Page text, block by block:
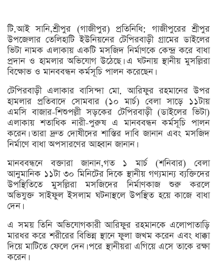
টি.আই সানি,শ্রীপুর (গাজীপুর) প্রতিনিধি: গাজীপুরের শ্রীপুর
উপজেলার তেলিহাটি ইউনিয়নের টেপিরবাড়ী গ্রামের ডাইলের
ভিটা নামক এলাকায় একটি মসজিদ নির্মাণকে কেন্দ্র করে বাধা
প্রদান ও হামলার অভিযোগ উঠেছে। এ ঘটনায় স্থানীয় মুসল্লিরা
বিক্ষোভ ও মানববন্ধন কর্মসূচি পালন করেছেন।
টেপিরবাড়ী এলাকার বাসিন্দা মো. আরিফুর রহমানের উপর
হামলার প্রতিবাদে সোমবার (১০ মার্চ) বেলা সাড়ে ১১টায়
এমসি বাজার-শিশুপল্লী সড়কের টেপিরবাড়ী (ডাইলের ভিটা)
এলাকায় শতাধিক নারী-পুরুষ এ মানববন্ধন কর্মসূচি পালন
করেন। তারা দ্রুত দোষীদের শাস্তির দাবি জানান এবং মসজিদ
নির্মাণে বাধা অপসারণের আহ্বান জানান।
মানববন্ধনে বক্তারা জানান,গত ১ মার্চ (শনিবার) বেলা
আনুমানিক ১১টা ৩০ মিনিটের দিকে স্থানীয় গণ্যমান্য ব্যক্তিদের
উপস্থিতিতে মুসল্লিরা মসজিদের নির্মাণকাজ শুরু করলে
অভিযুক্ত সাইফুল ইসলাম ঘটনাস্থলে উপস্থিত হয়ে কাজে বাধা
দেন।
এ সময় তিনি অভিযোগকারী আরিফুর রহমানকে এলোপাতাড়ি
মারধর করে শরীরের বিভিন্ন স্থানে ফুলা জখম করেন এবং ধাক্কা
দিয়ে মাটিতে ফেলে দেন। পরে স্থানীয়রা এগিয়ে এসে তাকে রক্ষা
করেন।